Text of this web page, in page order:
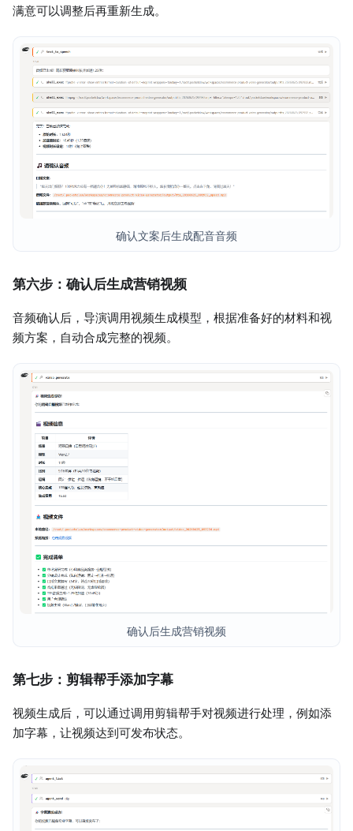
满意可以调整后再重新生成。
确认文案后生成配音音频
第六步：确认后生成营销视频
音频确认后，导演调用视频生成模型，根据准备好的材料和视
频方案，自动合成完整的视频。
确认后生成营销视频
第七步：剪辑帮手添加字幕
视频生成后，可以通过调用剪辑帮手对视频进行处理，例如添
加字幕，让视频达到可发布状态。